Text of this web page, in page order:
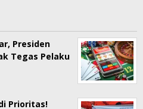
Presiden
Tegas Pelaku
Prioritas!